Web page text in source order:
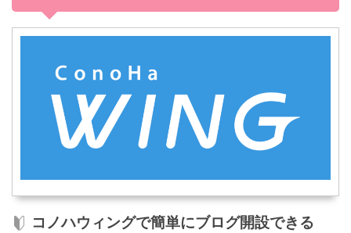
コノハウィングで簡単にブログ開設できる